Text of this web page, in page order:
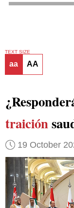
TEXT SIZE
aa AA
traición
19 October